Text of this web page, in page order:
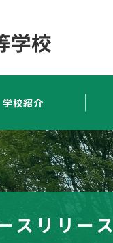
学校紹介
スリリース